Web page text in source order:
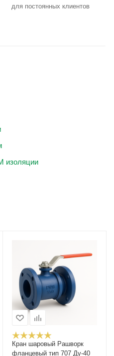
для постоянных клиентов
изоляции
Кран шаровый Рашворк
фланцевый тип 707 Ду-40